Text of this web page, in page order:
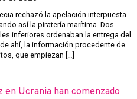
rechazó la apelación interpuesta
así la piratería marítima. Dos
inferiores ordenaban la entrega del
ahí, la información procedente de
que empiezan […]
en Ucrania han comenzado